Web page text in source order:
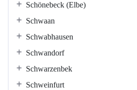
Schönebeck (Elbe)
Schwaan
Schwabhausen
Schwandorf
Schwarzenbek
Schweinfurt